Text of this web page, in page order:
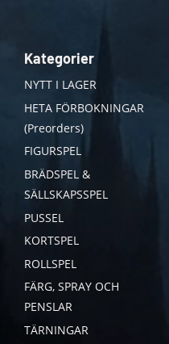
Kategorier
NYTT I LAGER
HETA FÖRBOKNINGAR
(Preorders)
FIGURSPEL
BRÄDSPEL &
SÄLLSKAPSSPEL
PUSSEL
KORTSPEL
ROLLSPEL
FÄRG, SPRAY OCH
PENSLAR
TÄRNINGAR